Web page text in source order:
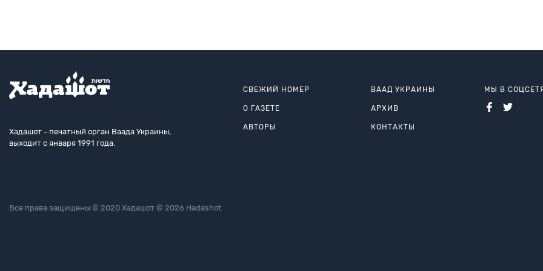
Хадашот - печатный орган Ваада Украины,
выходит с января 1991 года.
СВЕЖИЙ НОМЕР
О ГАЗЕТЕ
АВТОРЫ
ВААД УКРАИНЫ
АРХИВ
КОНТАКТЫ
МЫ В
Все права защищены © 2020 Хадашот © 2026 Hadashot